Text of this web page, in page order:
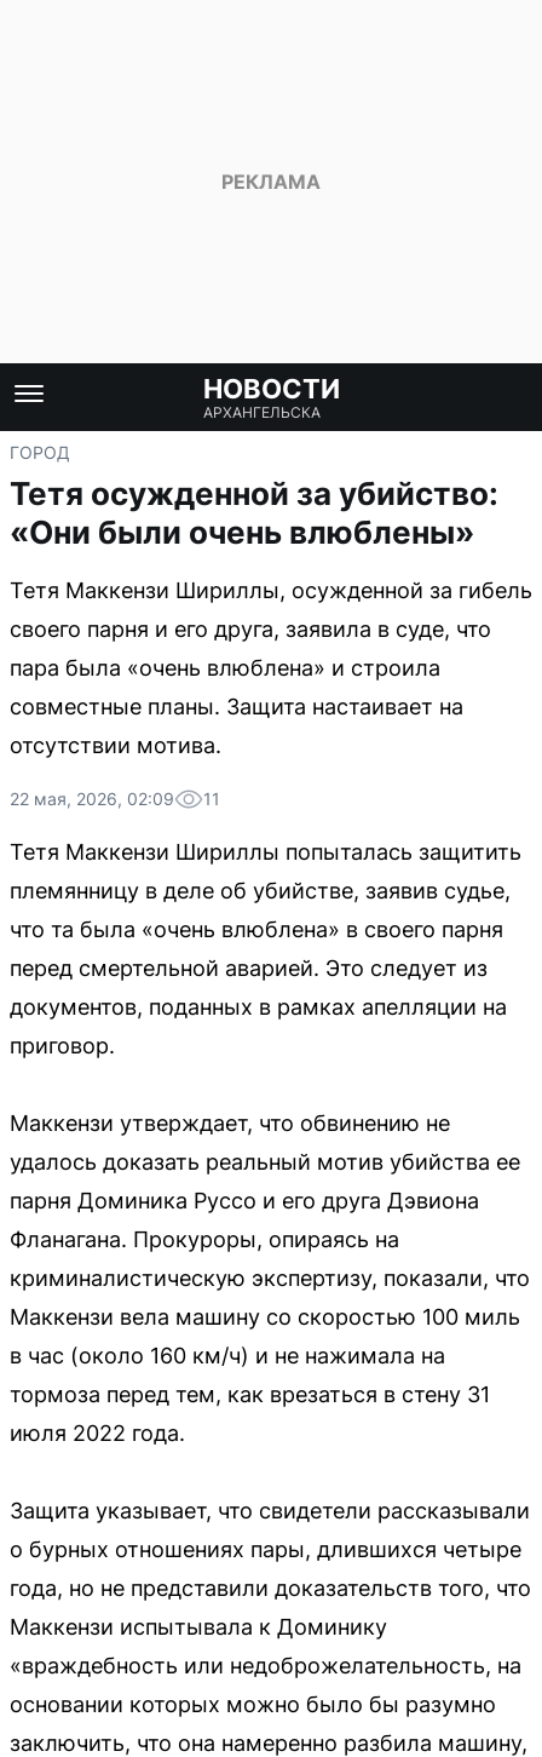
НОВОСТИ
АРХАНГЕЛЬСКА
ГОРОД
Тетя осужденной за убийство:
«Они были очень влюблены»
Тетя Маккензи Шириллы, осужденной за гибель
своего парня и его друга, заявила в суде, что
пара была «очень влюблена» и строила
совместные планы. Защита настаивает на
отсутствии мотива.
22 мая, 2026, 02:09 11
Тетя Маккензи Шириллы попыталась защитить
племянницу в деле об убийстве, заявив судье,
что та была «очень влюблена» в своего парня
перед смертельной аварией. Это следует из
документов, поданных в рамках апелляции на
приговор.
Маккензи утверждает, что обвинению не
удалось доказать реальный мотив убийства ее
парня Доминика Руссо и его друга Дэвиона
Фланагана. Прокуроры, опираясь на
криминалистическую экспертизу, показали, что
Маккензи вела машину со скоростью 100 миль
в час (около 160 км/ч) и не нажимала на
тормоза перед тем, как врезаться в стену 31
июля 2022 года.
Защита указывает, что свидетели рассказывали
о бурных отношениях пары, длившихся четыре
года, но не представили доказательств того, что
Маккензи испытывала к Доминику
«враждебность или недоброжелательность, на
основании которых можно было бы разумно
заключить, что она намеренно разбила машину,